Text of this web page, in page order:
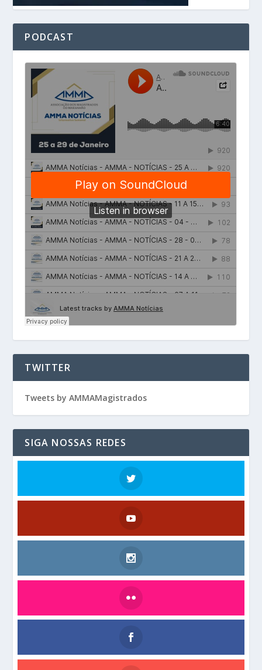
PODCAST
TWITTER
Tweets by AMMAMagistrados
SIGA NOSSAS REDES